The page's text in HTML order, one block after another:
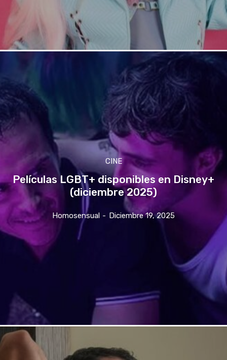
CINE
Películas LGBT+ disponibles en Disney+
(diciembre 2025)
Homosensual - Diciembre 19, 2025